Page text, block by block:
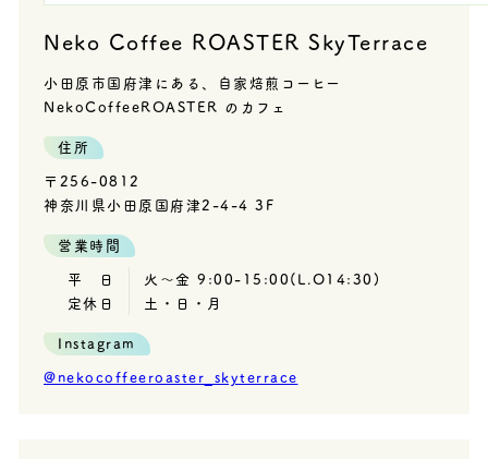
Neko Coffee ROASTER SkyTerrace
小田原市国府津にある、自家焙煎コーヒー
NekoCoffeeROASTER のカフェ
住所
〒256-0812
神奈川県小田原国府津2-4-4 3F
営業時間
平 日
火〜金 9:00-15:00(L.O14:30)
定休日
土・日・月
Instagram
@nekocoffeeroaster_skyterrace